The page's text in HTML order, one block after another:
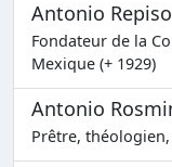
Antonio
Fondateur de la
Mexique (+ 1929)
Antonio
Prêtre,